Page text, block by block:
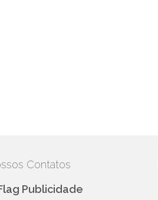
Contatos
Publicidade